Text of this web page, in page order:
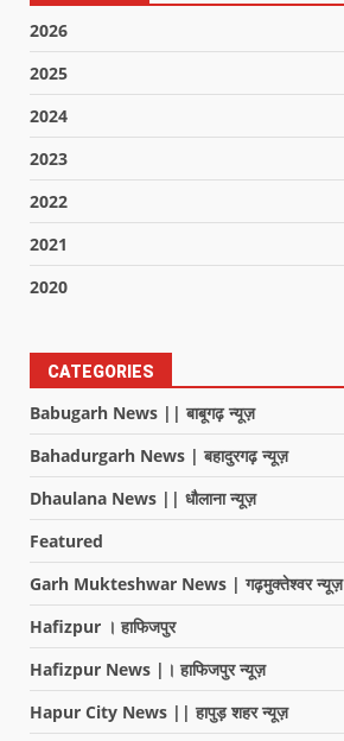
2026
2025
2024
2023
2022
2021
2020
CATEGORIES
Babugarh News || बाबूगढ़ न्यूज़
Bahadurgarh News | बहादुरगढ़ न्यूज़
Dhaulana News || धौलाना न्यूज़
Featured
Garh Mukteshwar News | गढ़मुक्तेश्वर न्यूज़
Hafizpur । हाफिजपुर
Hafizpur News |। हाफिजपुर न्यूज़
Hapur City News || हापुड़ शहर न्यूज़